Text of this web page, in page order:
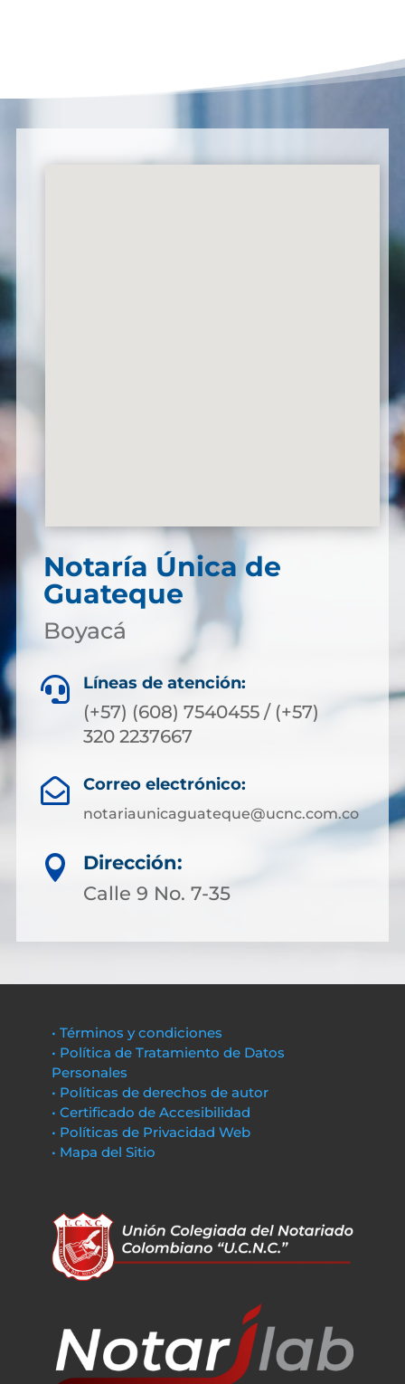
Notaría Única de
Guateque
Boyacá
 Líneas de atención:
(+57) (608) 7540455 / (+57)
320 2237667
 Correo electrónico:
notariaunicaguateque@ucnc.com.co

Dirección:
Calle 9 No. 7-35
• Términos y condiciones
• Política de Tratamiento de Datos
Personales
• Políticas de derechos de autor
• Certificado de Accesibilidad
• Políticas de Privacidad Web
• Mapa del Sitio